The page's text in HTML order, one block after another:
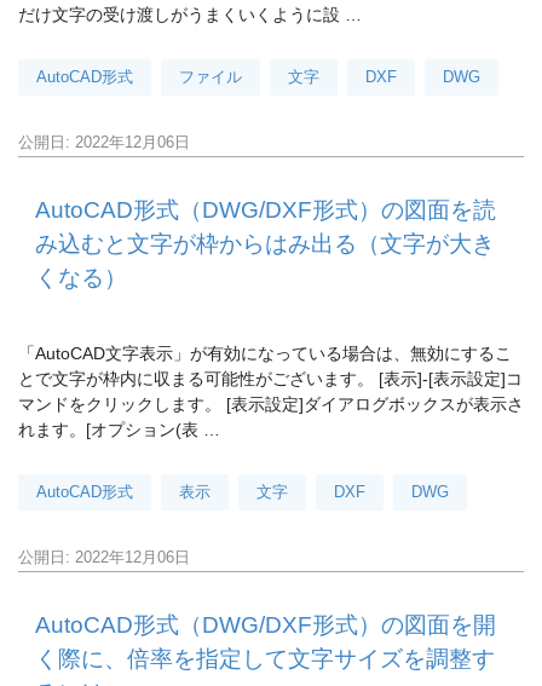
だけ文字の受け渡しがうまくいくように設 …
AutoCAD形式 ファイル 文字 DXF DWG
公開日: 2022年12月06日
AutoCAD形式（DWG/DXF形式）の図面を読
み込むと文字が枠からはみ出る（文字が大き
くなる）
「AutoCAD文字表示」が有効になっている場合は、無効にするこ
とで文字が枠内に収まる可能性がございます。 [表示]-[表示設定]コ
マンドをクリックします。 [表示設定]ダイアログボックスが表示さ
れます。[オプション(表 …
AutoCAD形式 表示 文字 DXF DWG
公開日: 2022年12月06日
AutoCAD形式（DWG/DXF形式）の図面を開
く際に、倍率を指定して文字サイズを調整す